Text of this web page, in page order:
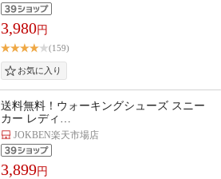
3,980円
(159)
送料無料！ウォーキングシューズ スニー
カー レディ…
JOKBEN楽天市場店
3,899円